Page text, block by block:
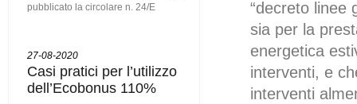
pubblicato la circolare n. 24/E
27-08-2020
Casi pratici per l’utilizzo
dell’Ecobonus 110%
“decreto linee
sia per la
energetica
interventi, e
interventi